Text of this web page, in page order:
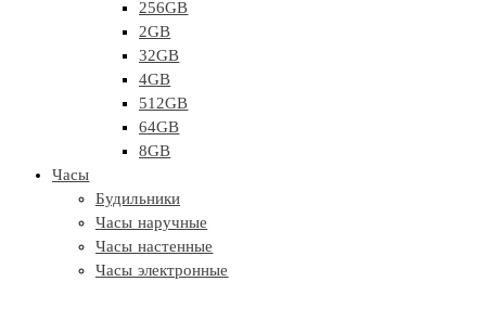
256GB
2GB
32GB
4GB
512GB
64GB
8GB
Часы
Будильники
Часы наручные
Часы настенные
Часы электронные